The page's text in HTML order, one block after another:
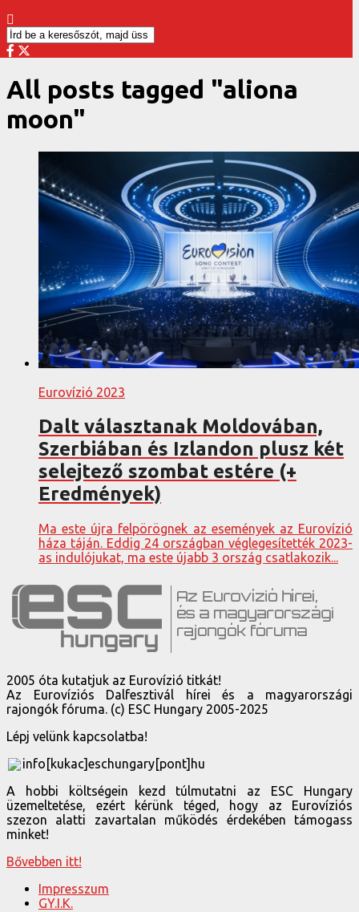
All posts tagged "aliona
moon"
Eurovízió 2023
Dalt választanak Moldovában,
Szerbiában és Izlandon plusz két
selejtező szombat estére (+
Eredmények)
Ma este újra felpörögnek az események az Eurovízió
háza táján. Eddig 24 országban véglegesítették 2023-
as indulójukat, ma este újabb 3 ország csatlakozik...
2005 óta kutatjuk az Eurovízió titkát!
Az Eurovíziós Dalfesztivál hírei és a magyarországi
rajongók fóruma. (c) ESC Hungary 2005-2025
Lépj velünk kapcsolatba!
info[kukac]eschungary[pont]hu
A hobbi költségein kezd túlmutatni az ESC Hungary
üzemeltetése, ezért kérünk téged, hogy az Eurovíziós
szezon alatti zavartalan működés érdekében támogass
minket!
Bővebben itt!
Impresszum
GY.I.K.